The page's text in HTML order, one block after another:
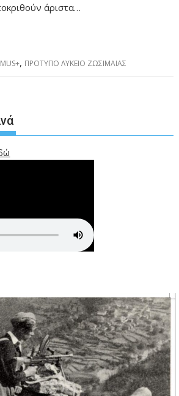
άριστα…
, ΠΡΟΤΥΠΟ ΛΥΚΕΙΟ ΖΩΣΙΜΑΙΑΣ